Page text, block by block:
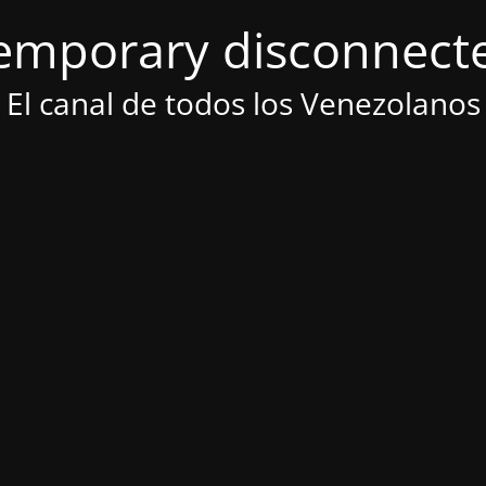
El canal de todos los Venezolanos